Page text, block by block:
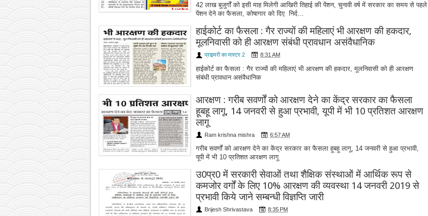
42 लाख बुजुर्गों को इसी माह मिलेगी आखिरी तिहाई की पेंशन, चुनावी वर्ष में सरकार का समय से पहले
पेंशन देने का फैसला, कोषागार को दिए निर्द...
हाईकोर्ट का फैसला : गैर राज्यों की महिलाएं भी आरक्षण की हकदार,
मूलनिवासी को ही आरक्षण संबंधी प्रावधान असंवैधानिक
प्राइमरी का मास्टर 2 8:31 AM
हाईकोर्ट का फैसला : गैर राज्यों की महिलाएं भी आरक्षण की हकदार, मूलनिवासी को ही आरक्षण
संबंधी प्रावधान असंवैधानिक
आरक्षण : गरीब सवर्णों को आरक्षण देने का केंद्र सरकार का फैसला
हूबहू लागू, 14 जनवरी से हुआ प्रभावी, यूपी में भी 10 प्रतिशत आरक्षण
लागू
Ram krishna mishra 6:57 AM
गरीब सवर्णों को आरक्षण देने का केंद्र सरकार का फैसला हूबहू लागू, 14 जनवरी से हुआ प्रभावी,
यूपी में भी 10 प्रतिशत आरक्षण लागू
उ0प्र0 में सरकारी सेवाओं तथा शैक्षिक संस्थाओं में आर्थिक रूप से
कमजोर वर्गों के लिए 10% आरक्षण की व्यवस्था 14 जनवरी 2019 से
प्रभावी किये जाने सम्बन्धी विज्ञप्ति जारी
Brijesh Shrivastava 8:35 PM